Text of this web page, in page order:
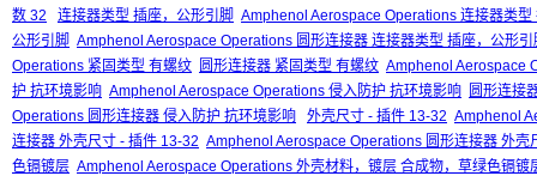
数 32
连接器类型 插座，公形引脚 Amphenol Aerospace Operations 连接器类型
公形引脚 Amphenol Aerospace Operations 圆形连接器 连接器类型 插座，公形引
Operations 紧固类型 有螺纹 圆形连接器 紧固类型 有螺纹 Amphenol Aerospace
护 抗环境影响 Amphenol Aerospace Operations 侵入防护 抗环境影响
圆形连接
Operations 圆形连接器 侵入防护 抗环境影响
外壳尺寸 - 插件 13-32 Amphenol
连接器 外壳尺寸 - 插件 13-32 Amphenol Aerospace Operations 圆形连接器 外壳
色镉镀层 Amphenol Aerospace Operations 外壳材料，镀层 合成物，草绿色镉镀